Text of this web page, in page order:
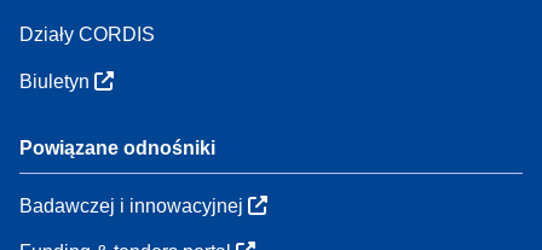
Działy CORDIS
Biuletyn
Powiązane odnośniki
Badawczej i innowacyjnej